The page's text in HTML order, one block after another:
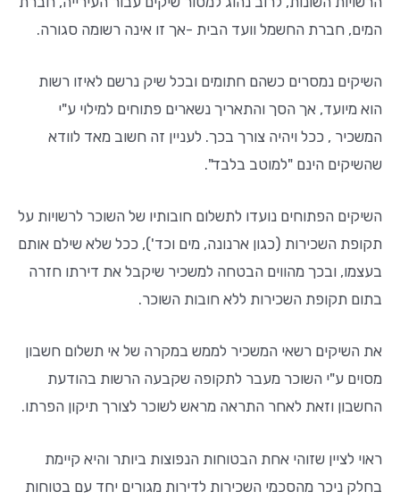
המים, חברת החשמל וועד הבית -אך זו אינה רשומה סגורה.
השיקים נמסרים כשהם חתומים ובכל שיק נרשם לאיזו רשות
הוא מיועד, אך הסך והתאריך נשארים פתוחים למילוי ע"י
המשכיר , ככל ויהיה צורך בכך. לעניין זה חשוב מאד לוודא
שהשיקים הינם "למוטב בלבד".
השיקים הפתוחים נועדו לתשלום חובותיו של השוכר לרשויות על
תקופת השכירות (כגון ארנונה, מים וכד'), ככל שלא שילם אותם
בעצמו, ובכך מהווים הבטחה למשכיר שיקבל את דירתו חזרה
בתום תקופת השכירות ללא חובות השוכר.
את השיקים רשאי המשכיר לממש במקרה של אי תשלום חשבון
מסוים ע"י השוכר מעבר לתקופה שקבעה הרשות בהודעת
החשבון וזאת לאחר התראה מראש לשוכר לצורך תיקון הפרתו.
ראוי לציין שזוהי אחת הבטוחות הנפוצות ביותר והיא קיימת
בחלק ניכר מהסכמי השכירות לדירות מגורים יחד עם בטוחות